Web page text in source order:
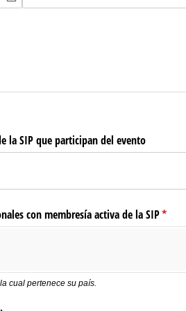
la SIP que participan del evento
con membresía activa de la SIP*
cual pertenece su país.